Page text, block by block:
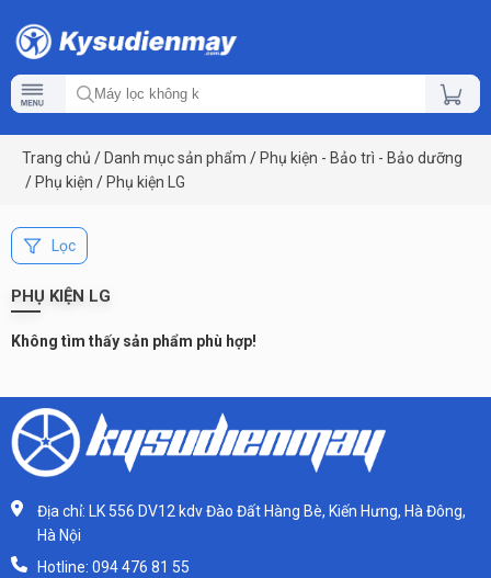
Trang chủ / Danh mục sản phẩm / Phụ kiện - Bảo trì - Bảo dưỡng
/ Phụ kiện / Phụ kiện LG
Lọc
PHỤ KIỆN LG
Không tìm thấy sản phẩm phù hợp!
Địa chỉ: LK 556 DV12 kdv Đào Đất Hàng Bè, Kiến Hưng, Hà Đông,
Hà Nội
Hotline: 094 476 81 55